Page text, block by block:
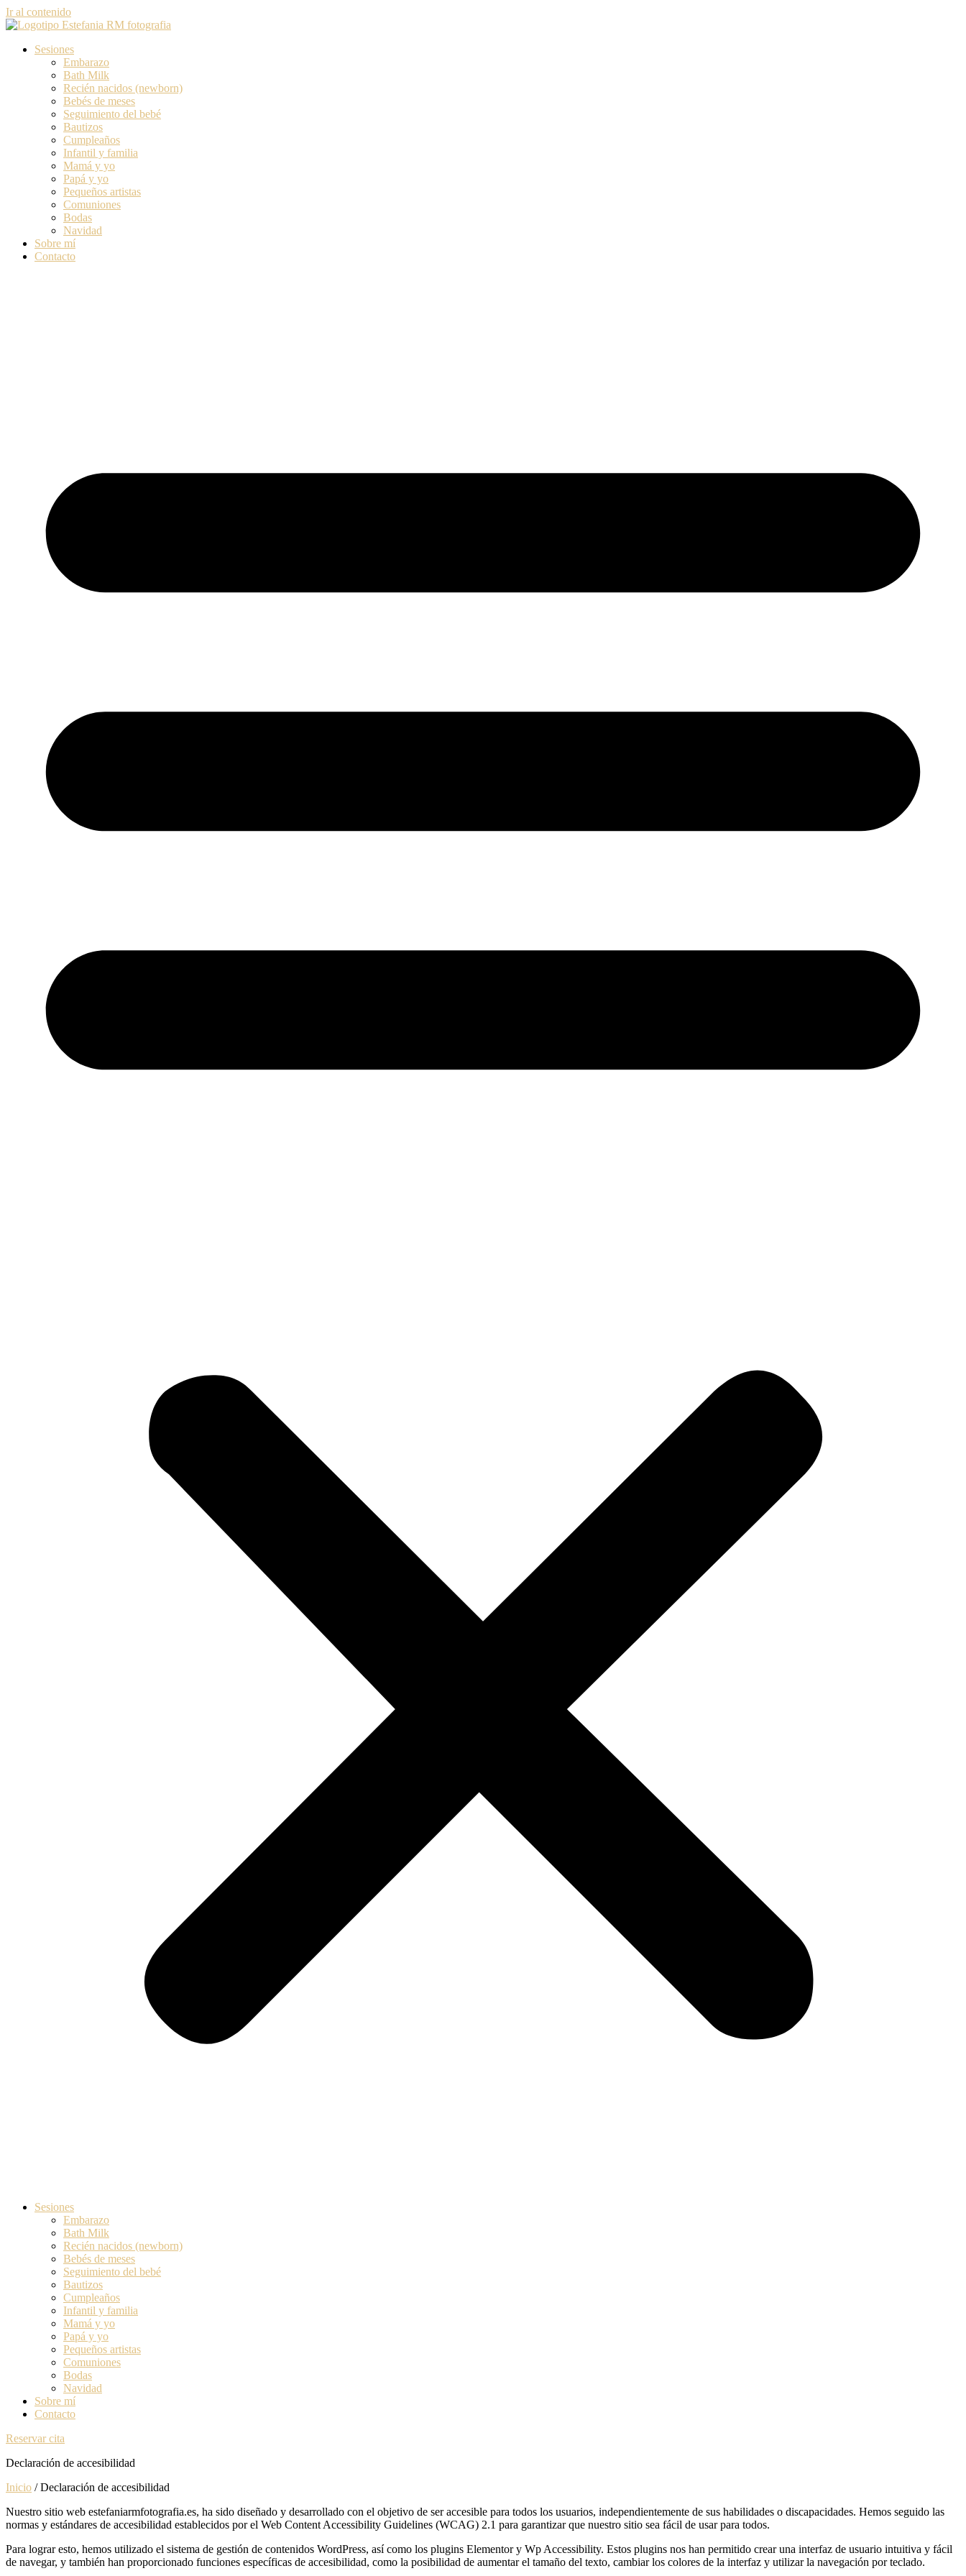
Ir al contenido
Sesiones
Embarazo
Bath Milk
Recién nacidos (newborn)
Bebés de meses
Seguimiento del bebé
Bautizos
Cumpleaños
Infantil y familia
Mamá y yo
Papá y yo
Pequeños artistas
Comuniones
Bodas
Navidad
Sobre mí
Contacto
Sesiones
Embarazo
Bath Milk
Recién nacidos (newborn)
Bebés de meses
Seguimiento del bebé
Bautizos
Cumpleaños
Infantil y familia
Mamá y yo
Papá y yo
Pequeños artistas
Comuniones
Bodas
Navidad
Sobre mí
Contacto
Reservar cita
Declaración de accesibilidad
Inicio /Declaración de accesibilidad
Nuestro sitio web estefaniarmfotografia.es, ha sido diseñado y desarrollado con el objetivo de ser accesible para todos los usuarios, independientemente de sus habilidades o discapacidades. Hemos seguido las
normas y estándares de accesibilidad establecidos por el Web Content Accessibility Guidelines (WCAG) 2.1 para garantizar que nuestro sitio sea fácil de usar para todos.
Para lograr esto, hemos utilizado el sistema de gestión de contenidos WordPress, así como los plugins Elementor y Wp Accessibility. Estos plugins nos han permitido crear una interfaz de usuario intuitiva y fácil
de navegar, y también han proporcionado funciones específicas de accesibilidad, como la posibilidad de aumentar el tamaño del texto, cambiar los colores de la interfaz y utilizar la navegación por teclado.